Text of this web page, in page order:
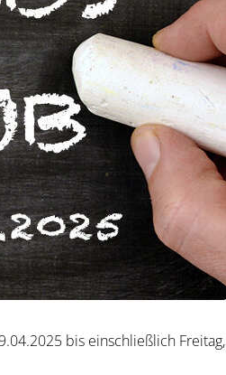
bis einschließlich Freitag,